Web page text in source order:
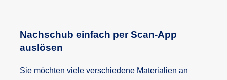
Nachschub einfach per Scan-App
auslösen
Sie möchten viele verschiedene Materialien an